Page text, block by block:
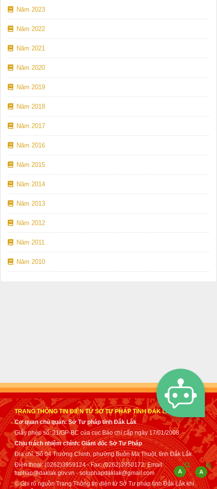
Năm 2023
Năm 2022
Năm 2021
Năm 2020
Năm 2019
Năm 2018
Năm 2017
Năm 2016
Năm 2015
Năm 2014
Năm 2013
Năm 2012
Năm 2011
Năm 2010
TRANG THÔNG TIN ĐIỆN TỬ SỞ TƯ PHÁP TỈNH ĐẮK LẮK
Cơ quan chủ quản: Sở Tư pháp tỉnh Đắk Lắk
Giấy phép số: 31/GP-BC của cục Báo chí cấp ngày 17/01/2008
Chịu trách nhiệm chính: Giám đốc Sở Tư Pháp
Địa chỉ: Số 04 Trường Chinh, phường Buôn Ma Thuột, tỉnh Đắk Lắk
Điện thoại: (0262)3959124 - Fax: (0262)3950172. Email:
tuphap@daklak.gov.vn - sotuphapdaklak@gmail.com
© Ghi rõ nguồn Trang Thông tin điện tử Sở Tư pháp tỉnh Đắk Lắk khi